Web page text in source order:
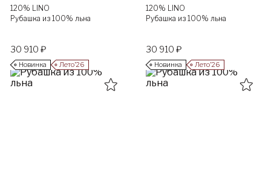
120% LINO
Рубашка из 100% льна
30 910 ₽
Новинка Лето’26
120% LINO
Рубашка из 100% льна
30 910 ₽
Новинка Лето’26